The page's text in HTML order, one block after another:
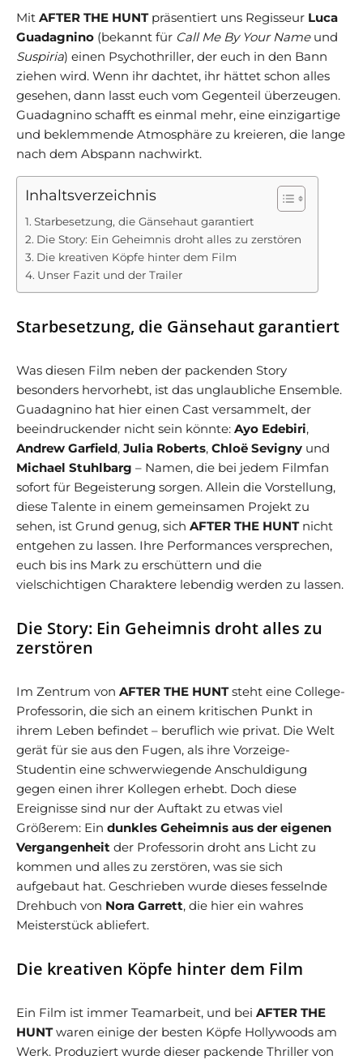
Mit AFTER THE HUNTpräsentiert uns Regisseur Luca
Guadagnino (bekannt für Call Me By Your Nameund
Suspiria) einen Psychothriller, der euch in den Bann
ziehen wird. Wenn ihr dachtet, ihr hättet schon alles
gesehen, dann lasst euch vom Gegenteil überzeugen.
Guadagnino schafft es einmal mehr, eine einzigartige
und beklemmende Atmosphäre zu kreieren, die lange
nach dem Abspann nachwirkt.
Inhaltsverzeichnis
Starbesetzung, die Gänsehaut garantiert
Die Story: Ein Geheimnis droht alles zu zerstören
Die kreativen Köpfe hinter dem Film
Unser Fazit und der Trailer
Starbesetzung, die Gänsehaut garantiert
Was diesen Film neben der packenden Story
besonders hervorhebt, ist das unglaubliche Ensemble.
Guadagnino hat hier einen Cast versammelt, der
beeindruckender nicht sein könnte: Ayo Edebiri,
Andrew Garfield, Julia Roberts, Chloë Sevigny und
Michael Stuhlbarg – Namen, die bei jedem Filmfan
sofort für Begeisterung sorgen. Allein die Vorstellung,
diese Talente in einem gemeinsamen Projekt zu
sehen, ist Grund genug, sich AFTER THE HUNTnicht
entgehen zu lassen. Ihre Performances versprechen,
euch bis ins Mark zu erschüttern und die
vielschichtigen Charaktere lebendig werden zu lassen.
Die Story: Ein Geheimnis droht alles zu
zerstören
Im Zentrum von AFTER THE HUNTsteht eine College-
Professorin, die sich an einem kritischen Punkt in
ihrem Leben befindet – beruflich wie privat. Die Welt
gerät für sie aus den Fugen, als ihre Vorzeige-
Studentin eine schwerwiegende Anschuldigung
gegen einen ihrer Kollegen erhebt. Doch diese
Ereignisse sind nur der Auftakt zu etwas viel
Größerem: Ein dunkles Geheimnis aus der eigenen
Vergangenheit der Professorin droht ans Licht zu
kommen und alles zu zerstören, was sie sich
aufgebaut hat. Geschrieben wurde dieses fesselnde
Drehbuch von Nora Garrett, die hier ein wahres
Meisterstück abliefert.
Die kreativen Köpfe hinter dem Film
Ein Film ist immer Teamarbeit, und bei AFTER THE
HUNTwaren einige der besten Köpfe Hollywoods am
Werk. Produziert wurde dieser packende Thriller von